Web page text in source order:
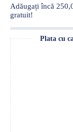
Adăugați încă
gratuit!
Plata cu